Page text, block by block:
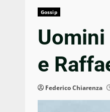
Gossip
Uomini
e
Federico Chiarenza